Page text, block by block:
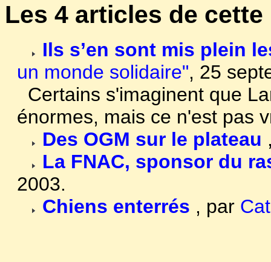
Les 4 articles de
Ils s’en sont mis plein
un monde solidaire", 25
Certains s'imaginent que
énormes, mais ce n'est pas
Des OGM sur le plateau
La FNAC, sponsor du
2003.
Chiens enterrés , par